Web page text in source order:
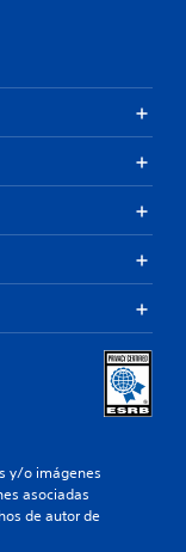
y/o imágenes
asociadas
de autor de